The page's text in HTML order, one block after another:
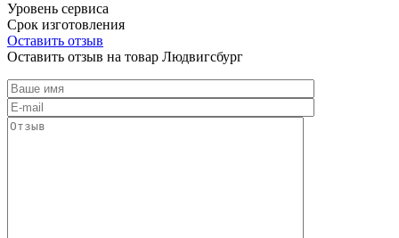
Уровень сервиса
Срок изготовления
Оставить отзыв
Оставить отзыв на товар Людвигсбург